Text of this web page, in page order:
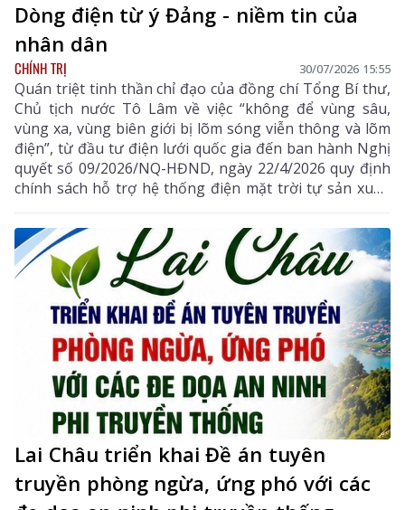
Dòng điện từ ý Đảng - niềm tin của
nhân dân
CHÍNH TRỊ 30/07/2026 15:55
Quán triệt tinh thần chỉ đạo của đồng chí Tổng Bí thư,
Chủ tịch nước Tô Lâm về việc “không để vùng sâu,
vùng xa, vùng biên giới bị lõm sóng viễn thông và lõm
điện”, từ đầu tư điện lưới quốc gia đến ban hành Nghị
quyết số 09/2026/NQ-HĐND, ngày 22/4/2026 quy định
chính sách hỗ trợ hệ thống điện mặt trời tự sản xuất,
tự tiêu thụ và thiết bị điện sau công tơ trên địa bàn
tỉnh Lai Châu (Nghị quyết số 09), mỗi quyết sách đều
thể hiện tư tưởng lấy người dân làm trung tâm. Không
chỉ hoàn thành mục tiêu 100% thôn, bản có điện lưới
quốc gia, tỉnh đang hướng tới 99% hộ dân được sử
dụng điện vào năm 2030.
Lai Châu triển khai Đề án tuyên
truyền phòng ngừa, ứng phó với các